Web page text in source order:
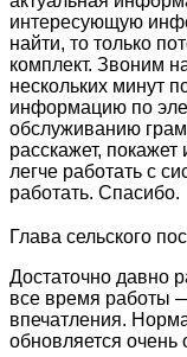
интересующую
найти, то только
комплект. Звоним
нескольких минут
информацию по
обслуживанию
расскажет, покажет
легче работать с
работать. Спасибо.
Глава сельского
Достаточно давно
все время работы
впечатления.
обновляется очень